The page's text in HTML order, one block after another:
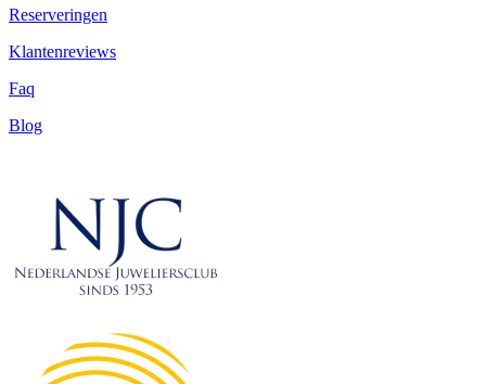
Reserveringen
Klantenreviews
Faq
Blog